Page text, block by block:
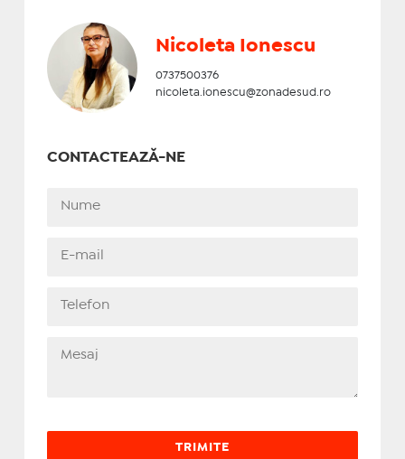
Nicoleta Ionescu
0737500376
nicoleta.ionescu@zonadesud.ro
CONTACTEAZĂ-NE